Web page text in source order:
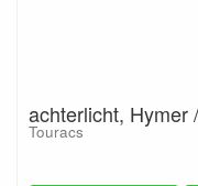
achterlicht, Hymer
Touracs